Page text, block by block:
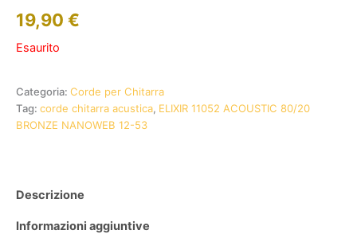
19,90 €
Esaurito
Categoria: Corde per Chitarra
Tag: corde chitarra acustica, ELIXIR 11052 ACOUSTIC 80/20
BRONZE NANOWEB 12-53
Descrizione
Informazioni aggiuntive